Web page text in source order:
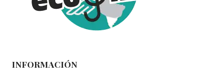
INFORMACIÓN